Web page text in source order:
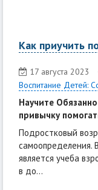
Как приучить
17 августа 2023
Воспитание Детей:
Научите
привычку
Подростковый
самоопределения.
является учеба
в до...